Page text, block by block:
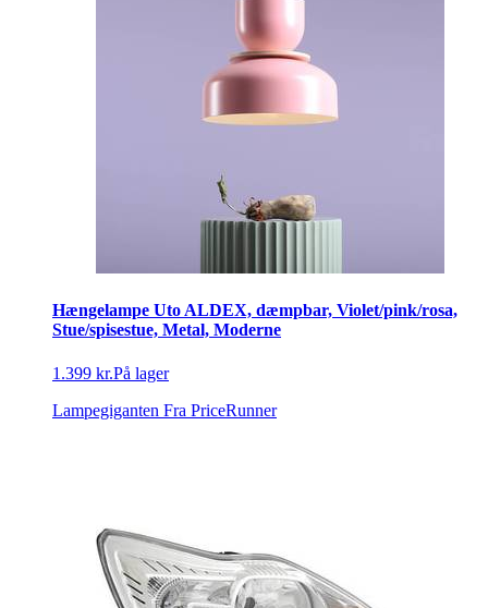
Hængelampe Uto ALDEX, dæmpbar, Violet/pink/rosa,
Stue/spisestue, Metal, Moderne
1.399 kr.På lager
Lampegiganten Fra PriceRunner